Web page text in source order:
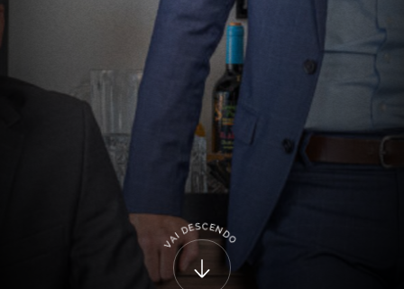
V
A
IDESCENDO